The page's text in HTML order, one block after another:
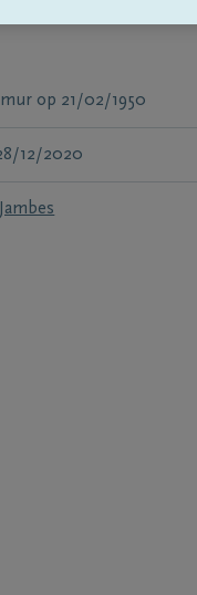
op 21/02/1950
12/2020
Jambes